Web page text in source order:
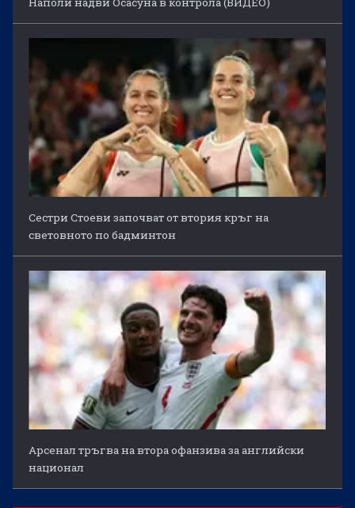
Сестри Стоеви започват от втория кръг на
световното по бадминтон
Арсенал тръгва на втора офанзива за английски
национал